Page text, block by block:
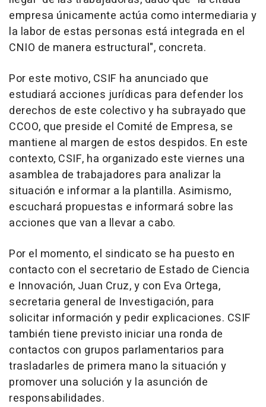
empresa únicamente actúa como intermediaria y
la labor de estas personas está integrada en el
CNIO de manera estructural", concreta.
Por este motivo, CSIF ha anunciado que
estudiará acciones jurídicas para defender los
derechos de este colectivo y ha subrayado que
CCOO, que preside el Comité de Empresa, se
mantiene al margen de estos despidos. En este
contexto, CSIF, ha organizado este viernes una
asamblea de trabajadores para analizar la
situación e informar a la plantilla. Asimismo,
escuchará propuestas e informará sobre las
acciones que van a llevar a cabo.
Por el momento, el sindicato se ha puesto en
contacto con el secretario de Estado de Ciencia
e Innovación, Juan Cruz, y con Eva Ortega,
secretaria general de Investigación, para
solicitar información y pedir explicaciones. CSIF
también tiene previsto iniciar una ronda de
contactos con grupos parlamentarios para
trasladarles de primera mano la situación y
promover una solución y la asunción de
responsabilidades.